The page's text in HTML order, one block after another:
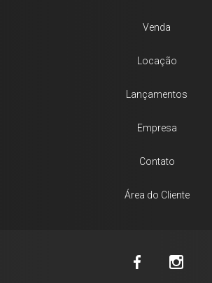
Venda
Locação
Lançamentos
Empresa
Contato
Área do Cliente